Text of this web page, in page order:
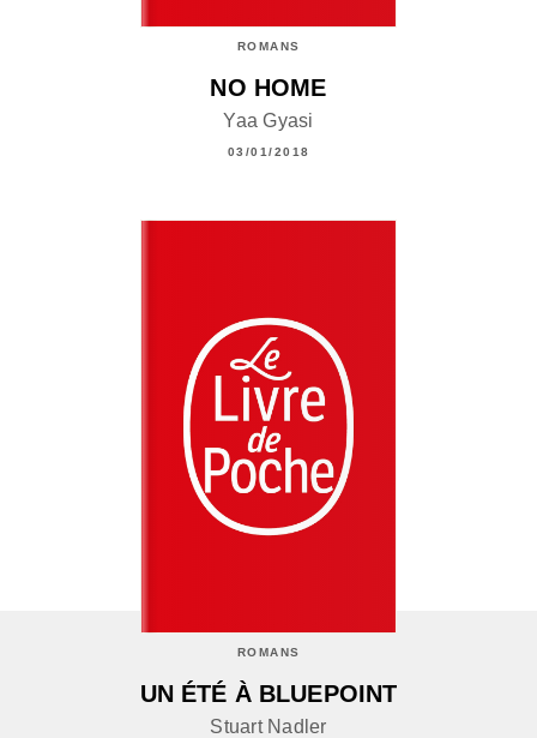
ROMANS
NO HOME
Yaa Gyasi
03/01/2018
ROMANS
UN ÉTÉ À BLUEPOINT
Stuart Nadler